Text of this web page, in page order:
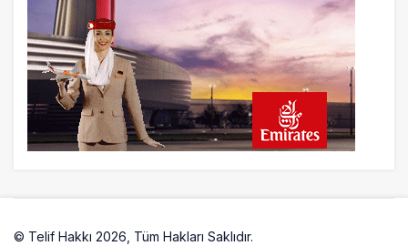
Üretim Kapasitesi
17 saat önce
Yerli ve milli turizme yabancı kıskacı!
Türkiye’de sadece 50 kişide var İkinci
arabanı sat, ‘pır pır’ uçak al!
17 saat önce
© Telif Hakkı 2026, Tüm Hakları Saklıdır.